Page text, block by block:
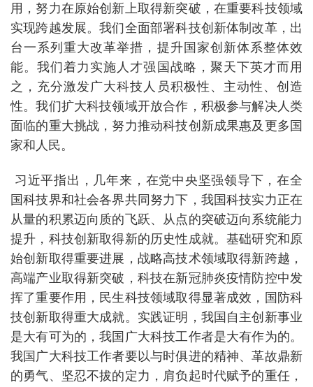
用，努力在原始创新上取得新突破，在重要科技领域
实现跨越发展。我们全面部署科技创新体制改革，出
台一系列重大改革举措，提升国家创新体系整体效
能。我们着力实施人才强国战略，聚天下英才而用
之，充分激发广大科技人员积极性、主动性、创造
性。我们扩大科技领域开放合作，积极参与解决人类
面临的重大挑战，努力推动科技创新成果惠及更多国
家和人民。
习近平指出，几年来，在党中央坚强领导下，在全
国科技界和社会各界共同努力下，我国科技实力正在
从量的积累迈向质的飞跃、从点的突破迈向系统能力
提升，科技创新取得新的历史性成就。基础研究和原
始创新取得重要进展，战略高技术领域取得新跨越，
高端产业取得新突破，科技在新冠肺炎疫情防控中发
挥了重要作用，民生科技领域取得显著成效，国防科
技创新取得重大成就。实践证明，我国自主创新事业
是大有可为的，我国广大科技工作者是大有作为的。
我国广大科技工作者要以与时俱进的精神、革故鼎新
的勇气、坚忍不拔的定力，肩负起时代赋予的重任，